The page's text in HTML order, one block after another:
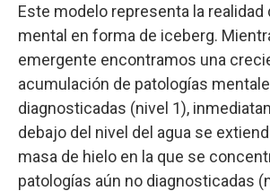
Este modelo representa la realidad
mental en forma de iceberg.
emergente encontramos una
acumulación de patologías
diagnosticadas (nivel 1),
debajo del nivel del agua se
masa de hielo en la que se
patologías aún no diagnosticadas